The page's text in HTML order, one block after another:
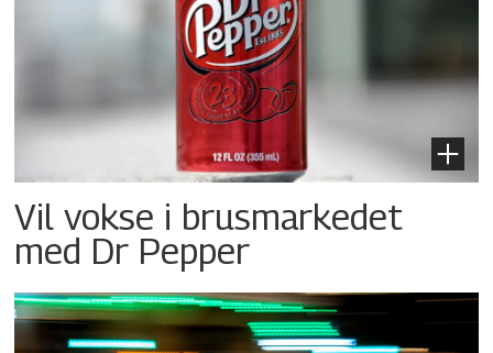
Vil vokse i brusmarkedet
med Dr Pepper